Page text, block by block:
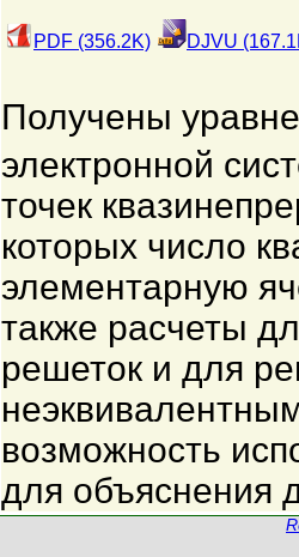
PDF (356.2K) DJVU
Получены
электронной
точек
которых число
элементарную
также расчеты
решеток и для
возможность
для объяснения